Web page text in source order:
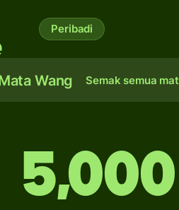
Peribadi
Wang Semak semua